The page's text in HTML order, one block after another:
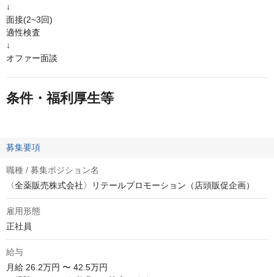
↓
面接(2~3回)
適性検査
↓
オファー面談
条件・福利厚生等
募集要項
職種 / 募集ポジション名
〈全薬販売株式会社〉リテールプロモーション（店頭販促企画）
雇用形態
正社員
給与
月給 26.2万円 〜 42.5万円